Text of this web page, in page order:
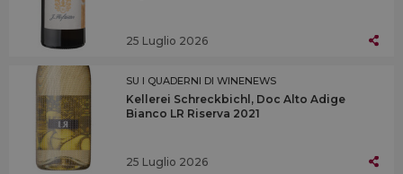
25 Luglio 2026
SU I QUADERNI DI WINENEWS
Kellerei Schreckbichl, Doc Alto Adige
Bianco LR Riserva 2021
25 Luglio 2026